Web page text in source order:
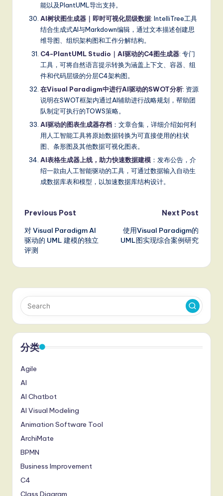
能以及PlantUML导出支持。
AI树状图生成器｜即时可视化层级数据: IntelliTree工具
结合生成式AI与Markdown编辑，通过文本描述创建思
维导图、组织架构图和工作分解结构。
C4-PlantUML Studio｜AI驱动的C4图生成器: 专门
工具，可将自然语言提示转换为涵盖上下文、容器、组
件和代码层级的分层C4架构图。
在Visual Paradigm中进行AI驱动的SWOT分析: 资源
说明在SWOT框架内通过AI辅助进行战略规划，帮助团
队制定可执行的TOWS策略。
AI驱动的图表生成器存档 ：文章合集，详细介绍如何利
用人工智能工具将原始数据转换为可直接使用的柱状
图、条形图及其他数据可视化图表。
AI表格生成器上线，助力快速数据建模 ：发布公告，介
绍一款由人工智能驱动的工具，可通过数据输入自动生
成数据库表和模型，以加速数据库结构设计。
Post
navigation
Previous Post
对 Visual Paradigm AI
驱动的 UML 建模的独立
评测
Next Post
使用Visual Paradigm的
UML图实现综合案例研究
分类
Agile
AI
AI Chatbot
AI Visual Modeling
Animation Software Tool
ArchiMate
BPMN
Business Improvement
C4
Class Diagram